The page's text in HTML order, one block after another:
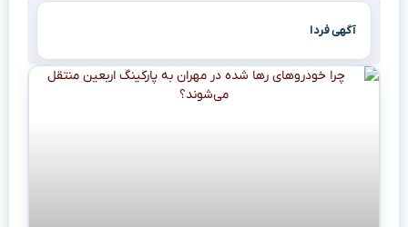
آگهی فردا